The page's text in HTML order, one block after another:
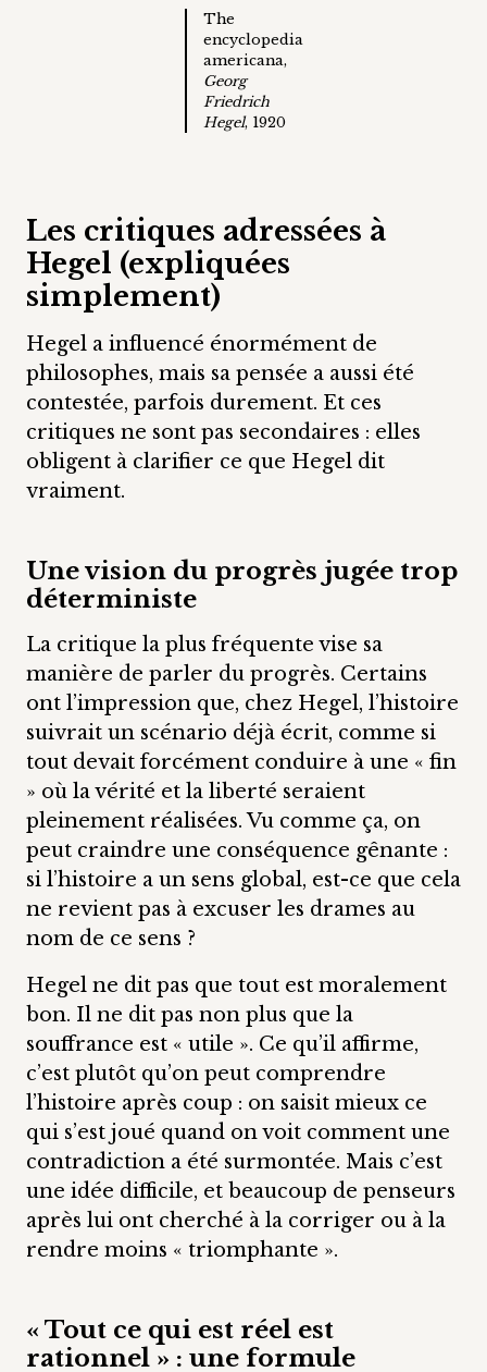
The
encyclopedia
americana,
Georg
Friedrich
Hegel, 1920
Les critiques adressées à
Hegel (expliquées
simplement)
Hegel a influencé énormément de
philosophes, mais sa pensée a aussi été
contestée, parfois durement. Et ces
critiques ne sont pas secondaires : elles
obligent à clarifier ce que Hegel dit
vraiment.
Une vision du progrès jugée trop
déterministe
La critique la plus fréquente vise sa
manière de parler du progrès. Certains
ont l’impression que, chez Hegel, l’histoire
suivrait un scénario déjà écrit, comme si
tout devait forcément conduire à une « fin
» où la vérité et la liberté seraient
pleinement réalisées. Vu comme ça, on
peut craindre une conséquence gênante :
si l’histoire a un sens global, est-ce que cela
ne revient pas à excuser les drames au
nom de ce sens ?
Hegel ne dit pas que tout est moralement
bon. Il ne dit pas non plus que la
souffrance est « utile ». Ce qu’il affirme,
c’est plutôt qu’on peut comprendre
l’histoire après coup : on saisit mieux ce
qui s’est joué quand on voit comment une
contradiction a été surmontée. Mais c’est
une idée difficile, et beaucoup de penseurs
après lui ont cherché à la corriger ou à la
rendre moins « triomphante ».
« Tout ce qui est réel est
rationnel » : une formule